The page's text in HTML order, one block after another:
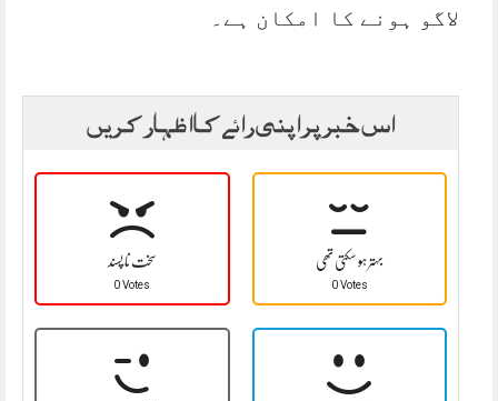
لاگو ہونے کا امکان ہے۔
اس خبر پر اپنی رائے کا اظہار کریں
سخت نا پسند
0 Votes
بہتر ہو سکتی تھی
0 Votes